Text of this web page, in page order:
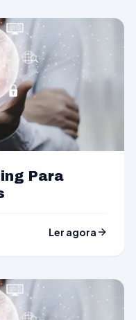
Para
Ler agora